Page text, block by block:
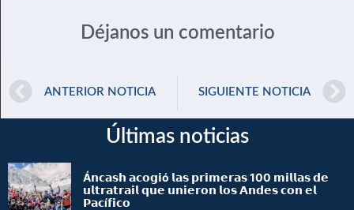
Déjanos un comentario
ANTERIOR NOTICIA SIGUIENTE NOTICIA
Últimas noticias
Á𝗻𝗰𝗮𝘀𝗵 𝗮𝗰𝗼𝗴𝗶ó 𝗹𝗮𝘀 𝗽𝗿𝗶𝗺𝗲𝗿𝗮𝘀 100 𝗺𝗶𝗹𝗹𝗮𝘀 𝗱𝗲
𝘂𝗹𝘁𝗿𝗮𝘁𝗿𝗮𝗶𝗹 𝗾𝘂𝗲 𝘂𝗻𝗶𝗲𝗿𝗼𝗻 𝗹𝗼𝘀 𝗔𝗻𝗱𝗲𝘀 𝗰𝗼𝗻 𝗲𝗹
𝗣𝗮𝗰í𝗳𝗶𝗰𝗼